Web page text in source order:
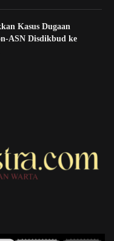
Kasus Dugaan
ASN Disdikbud ke